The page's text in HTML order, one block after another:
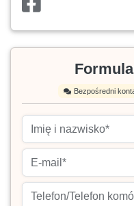
Bezpośredni